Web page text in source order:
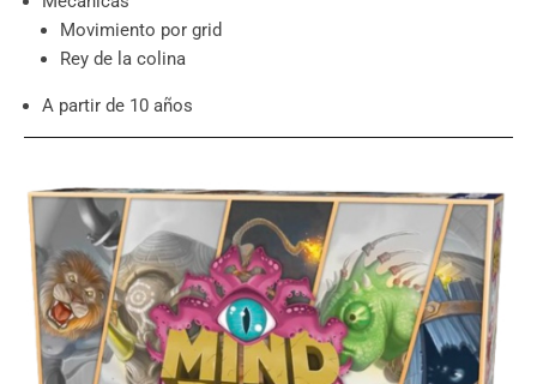
Movimiento por grid
Rey de la colina
A partir de 10 años